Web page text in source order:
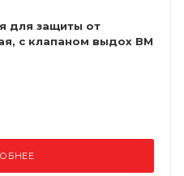
для защиты от
с клапаном выдох ВМ